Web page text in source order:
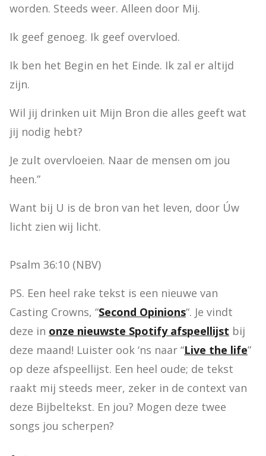
worden. Steeds weer. Alleen door Mij.
Ik geef genoeg. Ik geef overvloed.
Ik ben het Begin en het Einde. Ik zal er altijd
zijn.
Wil jij drinken uit Mijn Bron die alles geeft wat
jij nodig hebt?
Je zult overvloeien. Naar de mensen om jou
heen.”
Want bij U is de bron van het leven, door Úw
licht zien wij licht.
Psalm 36:10 (NBV)
PS. Een heel rake tekst is een nieuwe van
Casting Crowns, “Second Opinions“. Je vindt
deze in onze nieuwste Spotify afspeellijst bij
deze maand! Luister ook ‘ns naar “Live the life”
op deze afspeellijst. Een heel oude; de tekst
raakt mij steeds meer, zeker in de context van
deze Bijbeltekst. En jou? Mogen deze twee
songs jou scherpen?